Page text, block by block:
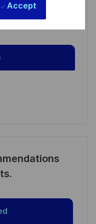
Accept
processing